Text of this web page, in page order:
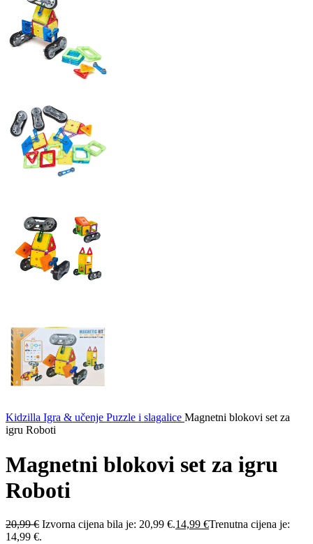
Kidzilla Igra & učenje Puzzle i slagalice Magnetni blokovi set za
igru Roboti
Magnetni blokovi set za igru
Roboti
20,99€ Izvorna cijena bila je: 20,99 €.14,99 €Trenutna cijena je:
14,99 €.